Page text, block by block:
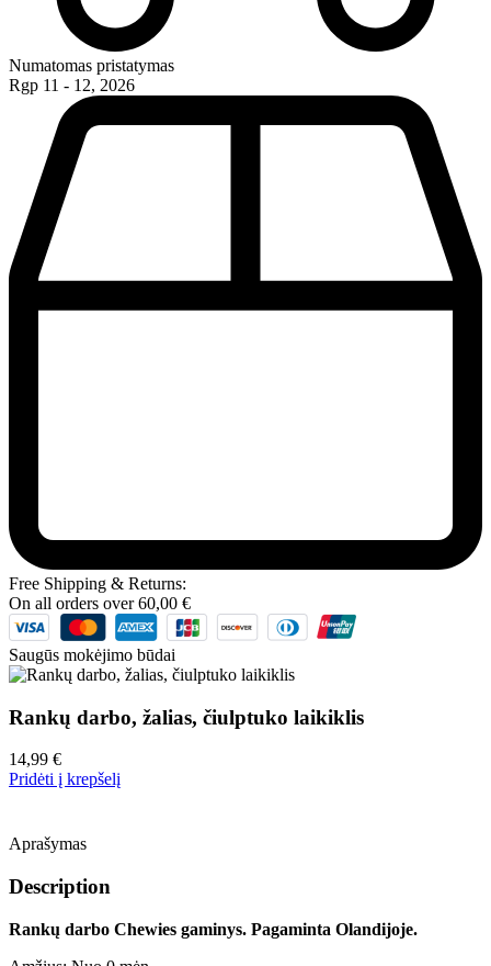
Numatomas pristatymas
Rgp 11 - 12, 2026
Free Shipping & Returns:
On all orders over60,00 €
Saugūs mokėjimo būdai
Rankų darbo, žalias, čiulptuko laikiklis
14,99 €
Pridėti į krepšelį
Aprašymas
Description
Rankų darbo Chewies gaminys. Pagaminta Olandijoje.